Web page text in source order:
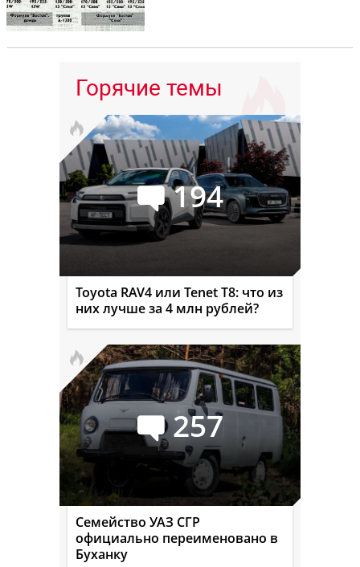
Горячие темы
194
Toyota RAV4 или Tenet T8: что из
них лучше за 4 млн рублей?
257
Семейство УАЗ СГР
официально переименовано в
Буханку